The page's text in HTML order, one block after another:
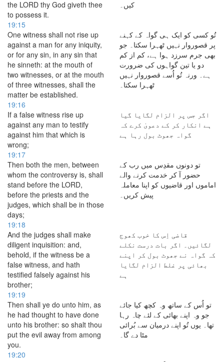
the LORD thy God giveth thee
to possess it.
کیں۔
19:15
One witness shall not rise up
against a man for any iniquity,
or for any sin, in any sin that
he sinneth: at the mouth of
two witnesses, or at the mouth
of three witnesses, shall the
matter be established.
تُو کسی کو ایک ہی گواہ کے کہنے
پر قصوروار نہیں ٹھہرا سکتا۔ جو
بھی جرم سرزد ہوا ہے، کم از کم
دو یا تین گواہوں کی ضرورت
ہے۔ ورنہ تُو اُسے قصوروار نہیں
ٹھہرا سکتا۔
19:16
If a false witness rise up
against any man to testify
against him that which is
wrong;
اگر جس پر الزام لگایا گیا
ہے انکار کر کے دعویٰ کرے کہ
گواہ جھوٹ بول رہا ہے
19:17
Then both the men, between
whom the controversy is, shall
stand before the LORD,
before the priests and the
judges, which shall be in those
days;
تو دونوں مقدِس میں رب کے
حضور آ کر خدمت کرنے والے
اماموں اور قاضیوں کو اپنا معاملہ
پیش کریں۔
19:18
And the judges shall make
diligent inquisition: and,
behold, if the witness be a
false witness, and hath
testified falsely against his
brother;
قاضی اِس کا خوب کھوج
لگائیں۔ اگر بات درست نکلے
کہ گواہ نے جھوٹ بول کر اپنے
بھائی پر غلط الزام لگایا
ہے
19:19
Then shall ye do unto him, as
he had thought to have done
unto his brother: so shalt thou
put the evil away from among
you.
تو اُس کے ساتھ وہ کچھ کیا جائے
جو وہ اپنے بھائی کے لئے چاہ رہا
تھا۔ یوں تُو اپنے درمیان سے بُرائی
مٹا دے گا۔
19:20